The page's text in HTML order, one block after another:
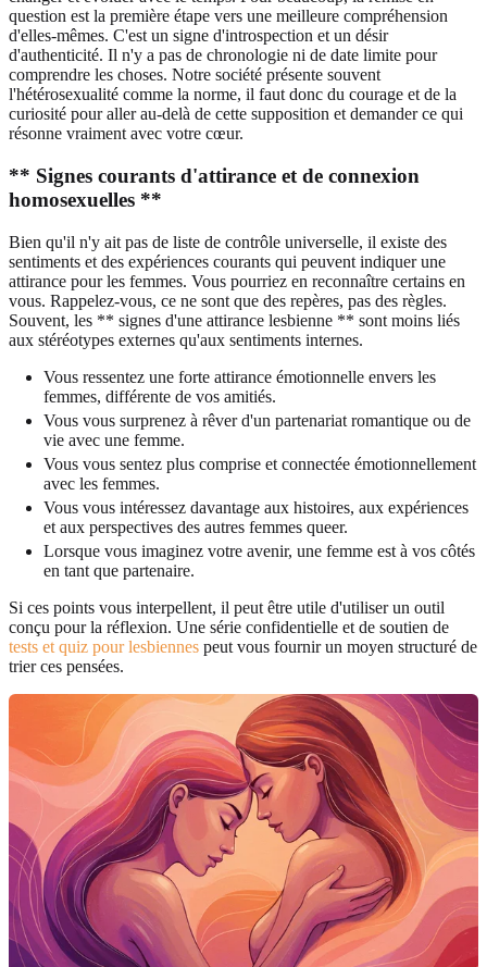
question est la première étape vers une meilleure compréhension
d'elles-mêmes. C'est un signe d'introspection et un désir
d'authenticité. Il n'y a pas de chronologie ni de date limite pour
comprendre les choses. Notre société présente souvent
l'hétérosexualité comme la norme, il faut donc du courage et de la
curiosité pour aller au-delà de cette supposition et demander ce qui
résonne vraiment avec votre cœur.
** Signes courants d'attirance et de connexion
homosexuelles **
Bien qu'il n'y ait pas de liste de contrôle universelle, il existe des
sentiments et des expériences courants qui peuvent indiquer une
attirance pour les femmes. Vous pourriez en reconnaître certains en
vous. Rappelez-vous, ce ne sont que des repères, pas des règles.
Souvent, les ** signes d'une attirance lesbienne ** sont moins liés
aux stéréotypes externes qu'aux sentiments internes.
Vous ressentez une forte attirance émotionnelle envers les
femmes, différente de vos amitiés.
Vous vous surprenez à rêver d'un partenariat romantique ou de
vie avec une femme.
Vous vous sentez plus comprise et connectée émotionnellement
avec les femmes.
Vous vous intéressez davantage aux histoires, aux expériences
et aux perspectives des autres femmes queer.
Lorsque vous imaginez votre avenir, une femme est à vos côtés
en tant que partenaire.
Si ces points vous interpellent, il peut être utile d'utiliser un outil
conçu pour la réflexion. Une série confidentielle et de soutien de
tests et quiz pour lesbiennes peut vous fournir un moyen structuré de
trier ces pensées.